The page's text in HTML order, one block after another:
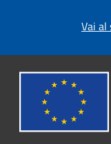
Vai al